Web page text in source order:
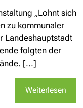
„Lohnt sich
zu kommunaler
Landeshauptstadt
folgten der
[...]
Weiterlesen